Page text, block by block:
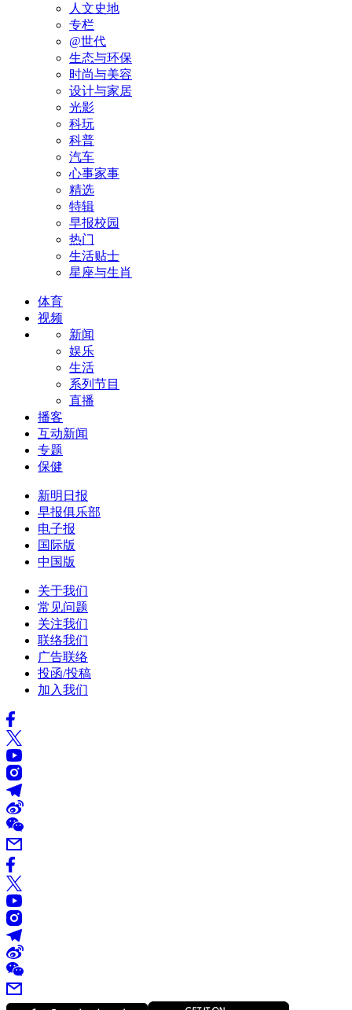
人文史地
专栏
@世代
生态与环保
时尚与美容
设计与家居
光影
科玩
科普
汽车
心事家事
精选
特辑
早报校园
热门
生活贴士
星座与生肖
体育
视频
新闻
娱乐
生活
系列节目
直播
播客
互动新闻
专题
保健
新明日报
早报俱乐部
电子报
国际版
中国版
关于我们
常见问题
关注我们
联络我们
广告联络
投函/投稿
加入我们